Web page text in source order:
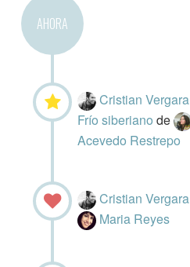
AHORA
Cristian Vergara
Frío siberianode
Acevedo Restrepo
Cristian Vergara
Maria Reyes